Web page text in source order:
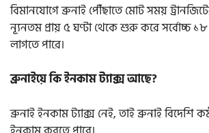
বিমানযোগে ব্রুনাই পৌঁছাতে মোট সময়
ন্যূনতম প্রায় ৫ ঘণ্টা থেকে শুরু করে সর্বোচ্চ ১৮
লাগতে পারে।
ব্রুনাইয়ে কি ইনকাম ট্যাক্স আছে?
ব্রুনাই ইনকাম ট্যাক্স নেই, তাই ব্রুনাই বিদেশি